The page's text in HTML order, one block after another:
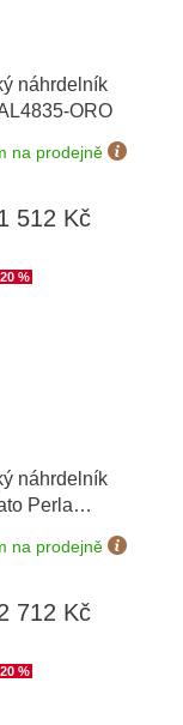
náhrdelník
ORO
na prodejně
512 Kč
%
náhrdelník
Perla
na prodejně
712 Kč
%